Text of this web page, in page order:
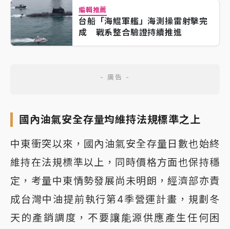
編輯推薦
台船「海鯤軍艦」海測操雷射擊完
成 戰系整合驗證持續推進
國內油氣安全存量均維持法規標準之上
中東衝突以來，國內油氣安全存量日數也始終
維持在法規標準以上，同時價格方面也保持穩
定，考量中東情勢發展尚未明朗，經濟部亦責
成台灣中油提前執行第4季營運計畫，規劃冬
天的產銷調度，不要讓能源供應產生任何困